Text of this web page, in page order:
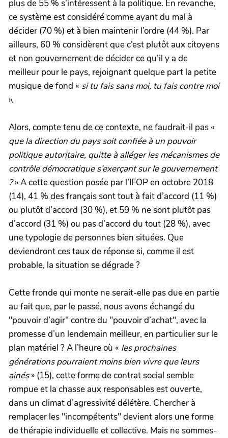
plus de 55 % s’intéressent à la politique. En revanche,
ce système est considéré comme ayant du mal à
décider (70 %) et à bien maintenir l’ordre (44 %). Par
ailleurs, 60 % considèrent que c’est plutôt aux citoyens
et non gouvernement de décider ce qu’il y a de
meilleur pour le pays, rejoignant quelque part la petite
musique de fond « si tu fais sans moi, tu fais contre moi
».
Alors, compte tenu de ce contexte, ne faudrait-il pas «
que la direction du pays soit confiée à un pouvoir
politique autoritaire, quitte à alléger les mécanismes de
contrôle démocratique s’exerçant sur le gouvernement
?» A cette question posée par l’IFOP en octobre 2018
(14), 41 % des français sont tout à fait d’accord (11 %)
ou plutôt d’accord (30 %), et 59 % ne sont plutôt pas
d’accord (31 %) ou pas d’accord du tout (28 %), avec
une typologie de personnes bien situées. Que
deviendront ces taux de réponse si, comme il est
probable, la situation se dégrade ?
Cette fronde qui monte ne serait-elle pas due en partie
au fait que, par le passé, nous avons échangé du
"pouvoir d’agir" contre du "pouvoir d’achat", avec la
promesse d’un lendemain meilleur, en particulier sur le
plan matériel ? A l’heure où « les prochaines
générations pourraient moins bien vivre que leurs
ainés» (15), cette forme de contrat social semble
rompue et la chasse aux responsables est ouverte,
dans un climat d’agressivité délétère. Chercher à
remplacer les "incompétents" devient alors une forme
de thérapie individuelle et collective. Mais ne sommes-